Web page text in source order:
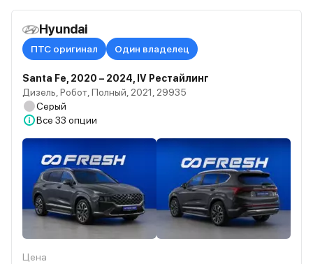
Hyundai
ПТС оригинал Один владелец
Santa Fe, 2020 – 2024, IV Рестайлинг
Дизель, Робот, Полный, 2021, 29935
Серый
Все 33 опции
Цена